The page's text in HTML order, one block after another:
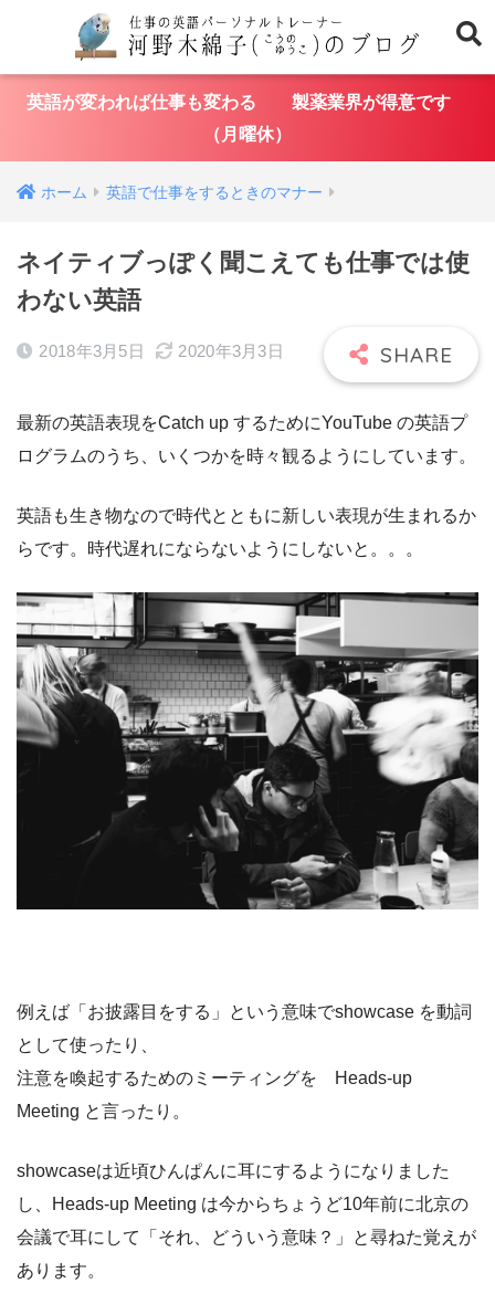
英語が変われば仕事も変わる 製薬業界が得意です
（月曜休）
ホーム 英語で仕事をするときのマナー
ネイティブっぽく聞こえても仕事では使
わない英語
2018年3月5日 2020年3月3日
最新の英語表現をCatch up するためにYouTube の英語プ
ログラムのうち、いくつかを時々観るようにしています。
英語も生き物なので時代とともに新しい表現が生まれるか
らです。時代遅れにならないようにしないと。。。
例えば「お披露目をする」という意味でshowcase を動詞
として使ったり、
注意を喚起するためのミーティングを Heads-up
Meeting と言ったり。
showcaseは近頃ひんぱんに耳にするようになりました
し、Heads-up Meeting は今からちょうど10年前に北京の
会議で耳にして「それ、どういう意味？」と尋ねた覚えが
あります。